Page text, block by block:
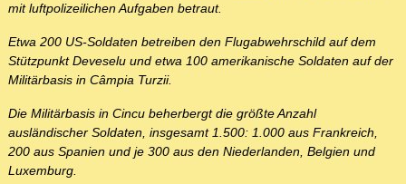
mit luftpolizeilichen Aufgaben betraut.
Etwa 200 US-Soldaten betreiben den Flugabwehrschild auf dem
Stützpunkt Deveselu und etwa 100 amerikanische Soldaten auf der
Militärbasis in Câmpia Turzii.
Die Militärbasis in Cincu beherbergt die größte Anzahl
ausländischer Soldaten, insgesamt 1.500: 1.000 aus Frankreich,
200 aus Spanien und je 300 aus den Niederlanden, Belgien und
Luxemburg.